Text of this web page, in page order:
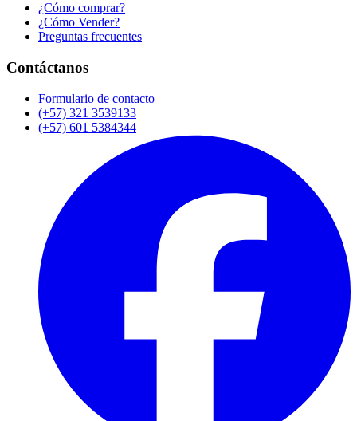
¿Cómo comprar?
¿Cómo Vender?
Preguntas frecuentes
Contáctanos
Formulario de contacto
(+57) 321 3539133
(+57) 601 5384344